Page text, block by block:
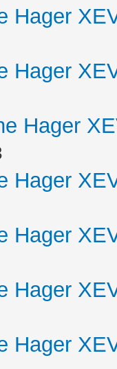
Hager
Hager
Hager
Hager
Hager
Hager
Hager